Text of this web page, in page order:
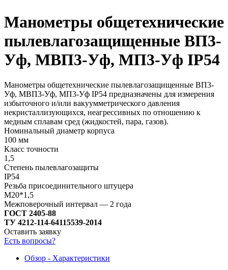
Манометры общетехнические
пылевлагозащищенные ВП3-
Уф, МВП3-Уф, МП3-Уф IP54
Манометры общетехнические пылевлагозащищенные ВП3-
Уф, МВП3-Уф, МП3-Уф IP54 предназначены для измерения
избыточного и/или вакуумметрического давления
некристаллизующихся, неагрессивных по отношению к
медным сплавам сред (жидкостей, пара, газов).
Номинальный диаметр корпуса
100 мм
Класс точности
1,5
Степень пылевлагозащиты
IP54
Резьба присоединительного штуцера
М20*1,5
Межповерочный интервал — 2 года
ГОСТ 2405-88
ТУ 4212-114-64115539-2014
Оставить заявку
Есть вопросы?
Обзор - Характеристики